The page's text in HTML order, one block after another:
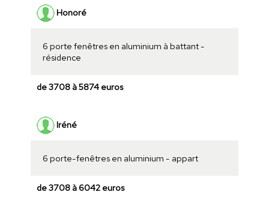
Honoré
6 porte fenêtres en aluminium à battant -
résidence
de 3708 à 5874 euros
Iréné
6 porte-fenêtres en aluminium - appart
de 3708 à 6042 euros